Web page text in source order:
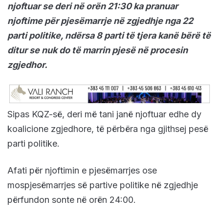
njoftuar se deri në orën 21:30 ka pranuar
njoftime për pjesëmarrje në zgjedhje nga 22
parti politike, ndërsa 8 parti të tjera kanë bërë të
ditur se nuk do të marrin pjesë në procesin
zgjedhor.
Sipas KQZ-së, deri më tani janë njoftuar edhe dy
koalicione zgjedhore, të përbëra nga gjithsej pesë
parti politike.
Afati për njoftimin e pjesëmarrjes ose
mospjesëmarrjes së partive politike në zgjedhje
përfundon sonte në orën 24:00.